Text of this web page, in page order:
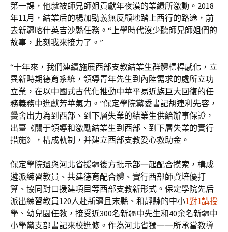
第一課，他就被師兄師姐貢獻年夜漠的業績所激動。2018
年11月，結業后的楊加勁義無反顧地踏上西行的路途，前
去新疆喀什英吉沙縣任務。“上學時代沒少聽師兄師姐們的
故事，此刻我來接力了。”
“十年來，我們連續施展西部支教結業生群體標桿感化，立
異新時期德育系統，領導青年先生到內陸需求的處所立功
立業，在以中國式古代化推動中華平易近族巨大回復的任
務義務中進獻芳華氣力。”保定學院黨委書記胡連利先容，
黌舍出力為到西部、到下層失業的結業生供給辦事保證，
出臺《關于領導和激勵結業生到西部、到下層失業的實行
措施》，構成軌制，并建立西部支教愛心救助金。
保定學院還與河北省援疆後方批示部一起配合摸索，構成
遴派練習教員、共建德育配合體、實行西部師資培優打
算、協同對口援建項目等西部支教新形式。保定學院先后
派出練習教員120人赴新疆且末縣、和靜縣的中小1對1講授
學、幼兒園任教，接受近300名新疆中先生和40余名新疆中
小學黨支部書記來校進修。作為河北省獨一一所承當教導